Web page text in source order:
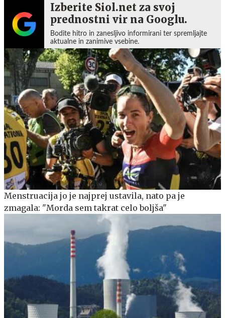
Izberite Siol.net za svoj
prednostni vir na Googlu.
Bodite hitro in zanesljivo informirani ter spremljajte
aktualne in zanimive vsebine.
Menstruacija jo je najprej ustavila, nato pa je
zmagala: "Morda sem takrat celo boljša"